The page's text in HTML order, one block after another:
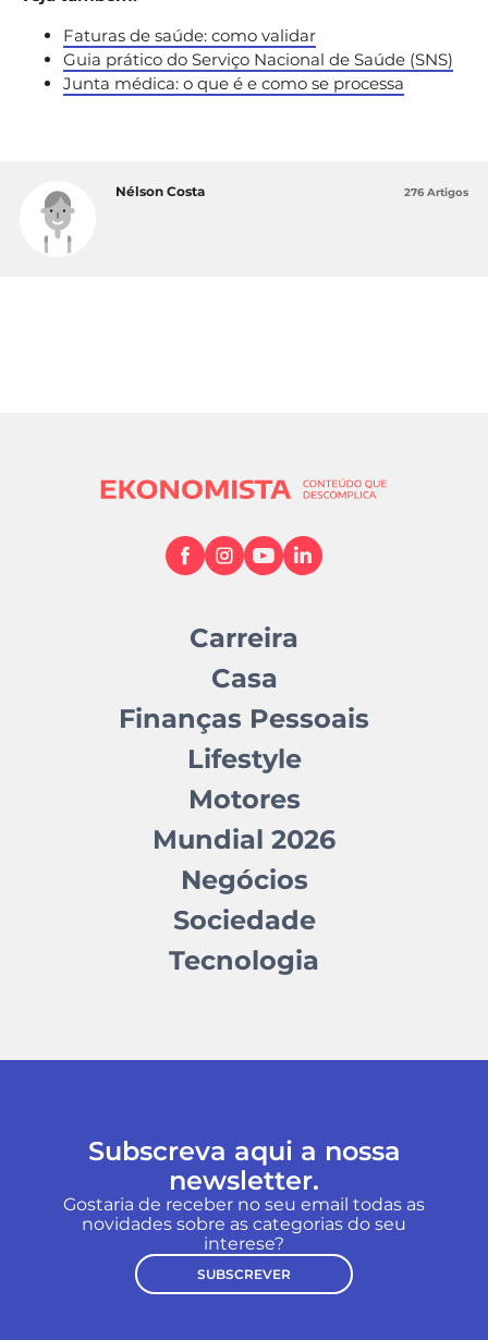
Faturas de saúde: como validar
Guia prático do Serviço Nacional de Saúde (SNS)
Junta médica: o que é e como se processa
Nélson Costa 276 Artigos
Carreira
Casa
Finanças Pessoais
Lifestyle
Motores
Mundial 2026
Negócios
Sociedade
Tecnologia
Subscreva aqui a nossa
newsletter.
Gostaria de receber no seu email todas as
novidades sobre as categorias do seu
interese?
SUBSCREVER